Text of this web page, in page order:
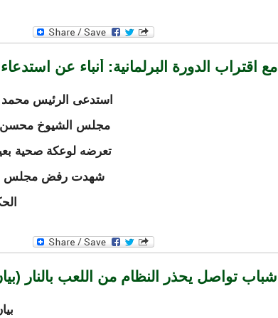
مع اقتراب الدورة البرلمانية: أنباء عن
استدعى الرئيس محمد
مجلس الشيوخ محسن
تعرضه لوعكة صحية بعيد
شهدت رفض مجلس
شباب تواصل يحذر النظام من اللعب بالنار